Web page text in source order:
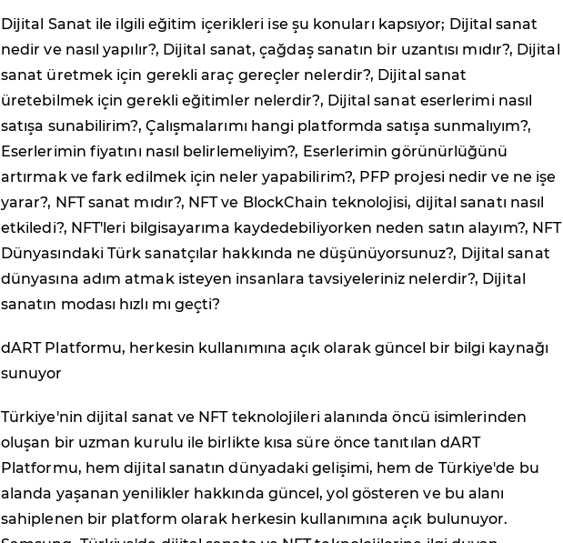
Dijital Sanat ile ilgili eğitim içerikleri ise şu konuları kapsıyor; Dijital sanat
nedir ve nasıl yapılır?, Dijital sanat, çağdaş sanatın bir uzantısı mıdır?, Dijital
sanat üretmek için gerekli araç gereçler nelerdir?, Dijital sanat
üretebilmek için gerekli eğitimler nelerdir?, Dijital sanat eserlerimi nasıl
satışa sunabilirim?, Çalışmalarımı hangi platformda satışa sunmalıyım?,
Eserlerimin fiyatını nasıl belirlemeliyim?, Eserlerimin görünürlüğünü
artırmak ve fark edilmek için neler yapabilirim?, PFP projesi nedir ve ne işe
yarar?, NFT sanat mıdır?, NFT ve BlockChain teknolojisi, dijital sanatı nasıl
etkiledi?, NFT'leri bilgisayarıma kaydedebiliyorken neden satın alayım?, NFT
Dünyasındaki Türk sanatçılar hakkında ne düşünüyorsunuz?, Dijital sanat
dünyasına adım atmak isteyen insanlara tavsiyeleriniz nelerdir?, Dijital
sanatın modası hızlı mı geçti?
dART Platformu, herkesin kullanımına açık olarak güncel bir bilgi kaynağı
sunuyor
Türkiye'nin dijital sanat ve NFT teknolojileri alanında öncü isimlerinden
oluşan bir uzman kurulu ile birlikte kısa süre önce tanıtılan dART
Platformu, hem dijital sanatın dünyadaki gelişimi, hem de Türkiye'de bu
alanda yaşanan yenilikler hakkında güncel, yol gösteren ve bu alanı
sahiplenen bir platform olarak herkesin kullanımına açık bulunuyor.